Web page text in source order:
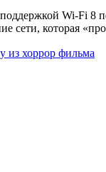
Wi-Fi 8
сети, которая
из хоррор фильма